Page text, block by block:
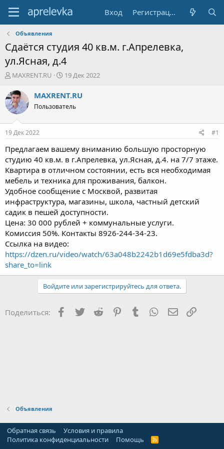
Вход Регистрация
Объявления
Сдаётся студия 40 кв.м. г.Апрелевка,
ул.Ясная, д.4
А
т
о
р
м
ы
MAXRENT.RU
Д
т
н
л
19 Дек 2022
MAXRENT.RU
Пользователь
19 Дек 2022 #1
Предлагаем вашему вниманию большую просторную
студию 40 кв.м. в г.Апрелевка, ул.Ясная, д.4. на 7/7 этаже.
Квартира в отличном состоянии, есть вся необходимая
мебель и техника для проживания, балкон.
Удобное сообщение с Москвой, развитая
инфраструктура, магазины, школа, частный детский
садик в пешей доступности.
Цена: 30 000 рублей + коммунальные услуги.
Комиссия 50%. Контакты 8926-244-34-23.
Ссылка на видео:
https://dzen.ru/video/watch/63a048b2242b1d69e5fdba3d?
share_to=link
Войдите или зарегистрируйтесь для ответа.
Поделиться: Facebook
Twitter Reddit PinterestTumblr WhatsApp
Объявления
Обратная связь
Условия и правила
Политика конфиденциальности
Помощь
R